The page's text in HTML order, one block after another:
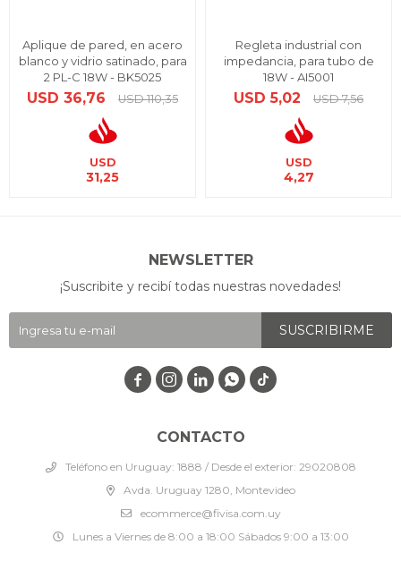
Aplique de pared, en acero
blanco y vidrio satinado, para
2 PL-C 18W - BK5025
USD 36,76 USD 110,35
USD
31,25
Regleta industrial con
impedancia, para tubo de
18W - AI5001
USD 5,02 USD 7,56
USD
4,27
CONTACTO
Teléfono en Uruguay: 1888 / Desde el exterior: 29020808
Avda. Uruguay 1280, Montevideo
ecommerce@fivisa.com.uy
Lunes a Viernes de 8:00 a 18:00 Sábados 9:00 a 13:00
NEWSLETTER
¡Suscribite y recibí todas nuestras novedades!
SUSCRIBIRME
   